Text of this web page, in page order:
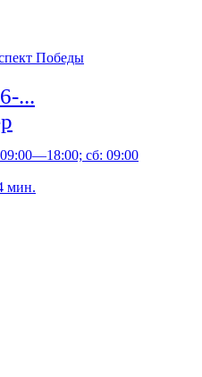
Победы
...
сб: 09:00
мин.